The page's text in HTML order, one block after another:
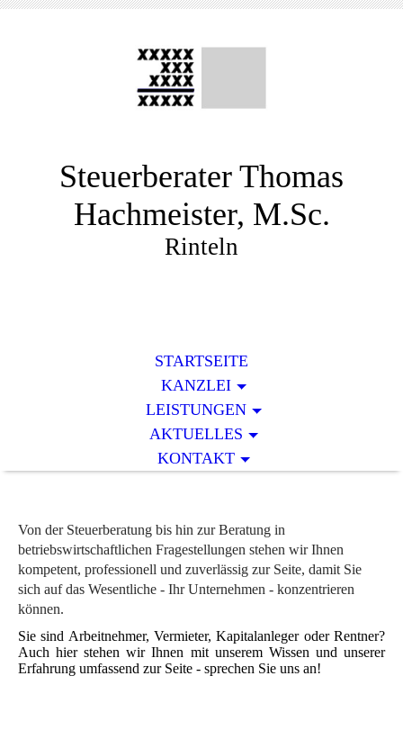
Steuerberater Thomas
Hachmeister, M.Sc.
Rinteln
STARTSEITE
KANZLEI
LEISTUNGEN
AKTUELLES
KONTAKT
Von der Steuerberatung bis hin zur Beratung in
betriebswirtschaftlichen Fragestellungen stehen wir Ihnen
kompetent, professionell und zuverlässig zur Seite, damit Sie
sich auf das Wesentliche - Ihr Unternehmen - konzentrieren
können.
Sie sind Arbeitnehmer, Vermieter, Kapitalanleger oder Rentner?
Auch hier stehen wir Ihnen mit unserem Wissen und unserer
Erfahrung umfassend zur Seite - sprechen Sie uns an!